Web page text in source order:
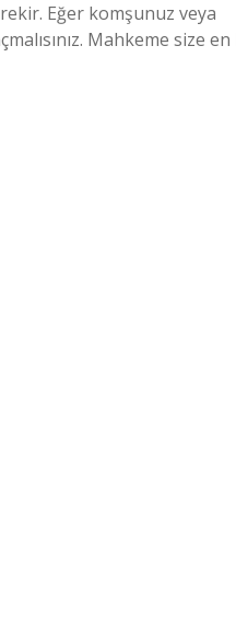
Eğer komşunuz veya
Mahkeme size en